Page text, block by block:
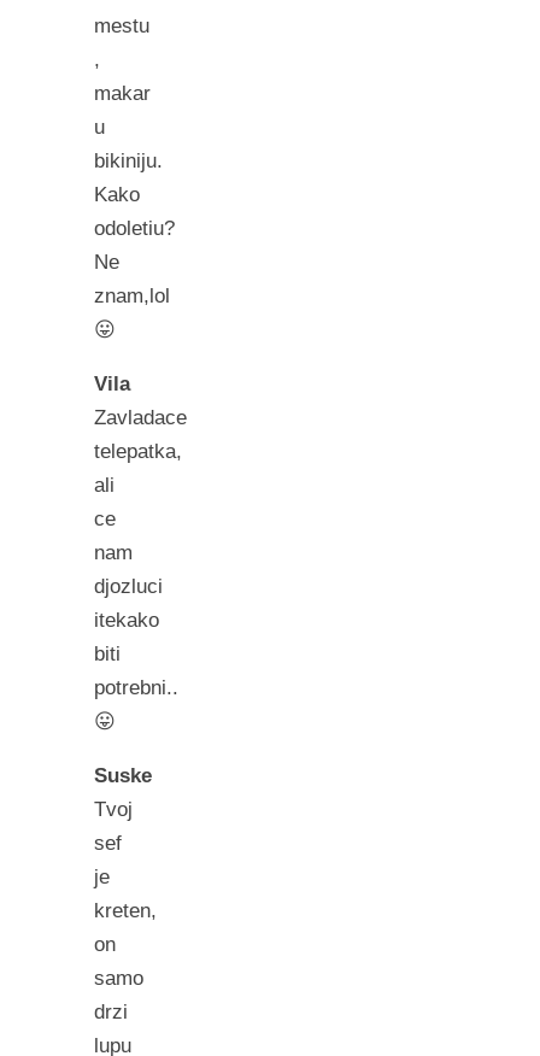
mestu
,
makar
u
bikiniju.
Kako
odoletiu?
Ne
znam,lol
😛
Vila
Zavladace
telepatka,
ali
ce
nam
djozluci
itekako
biti
potrebni..
😛
Suske
Tvoj
sef
je
kreten,
on
samo
drzi
lupu